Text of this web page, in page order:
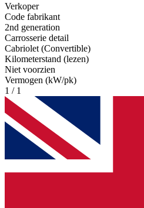
Verkoper
Code fabrikant
2nd generation
Carrosserie detail
Cabriolet (Convertible)
Kilometerstand (lezen)
Niet voorzien
Vermogen (kW/pk)
1 / 1